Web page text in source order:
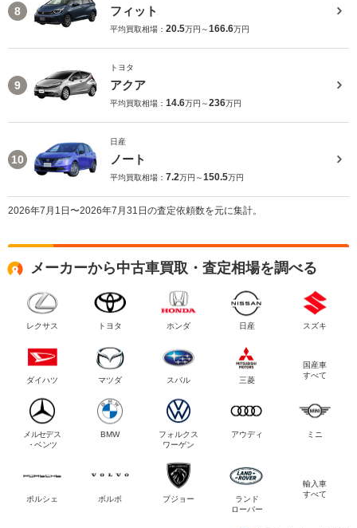
8 フィット
平均買取相場： 20.5万円～166.6万円
9
トヨタ
アクア
平均買取相場： 14.6万円～236万円
10
日産
ノート
平均買取相場： 7.2万円～150.5万円
2026年7月1日〜2026年7月31日の査定依頼数を元に集計。
メーカーから中古車買取・査定相場を調べる
レクサス トヨタ ホンダ 日産 スズキ
ダイハツ マツダ スバル 三菱
国産車
すべて
メルセデス
・ベンツ
BMW
フォルクス
ワーゲン
アウディ ミニ
ポルシェ ボルボ プジョー
ランド
ローバー
輸入車
すべて